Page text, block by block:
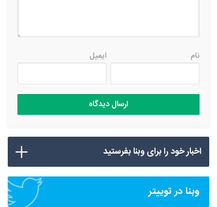
نام ایمیل
اخبار خود را برای وبنا بفرستید
وبنا در توییتر